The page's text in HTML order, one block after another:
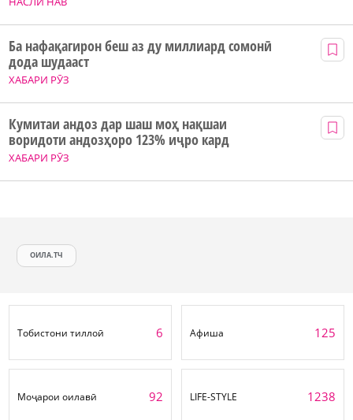
ХАБАРИ РӮЗ
Ба нафақагирон беш аз ду миллиард сомонӣ
дода шудааст
ХАБАРИ РӮЗ
Кумитаи андоз дар шаш моҳ нақшаи
воридоти андозҳоро 123% иҷро кард
ОИЛА.ТЧ
Тобистони тиллоӣ 6 Афиша 125
Моҷарои оилавӣ 92 LIFE-STYLE 1238